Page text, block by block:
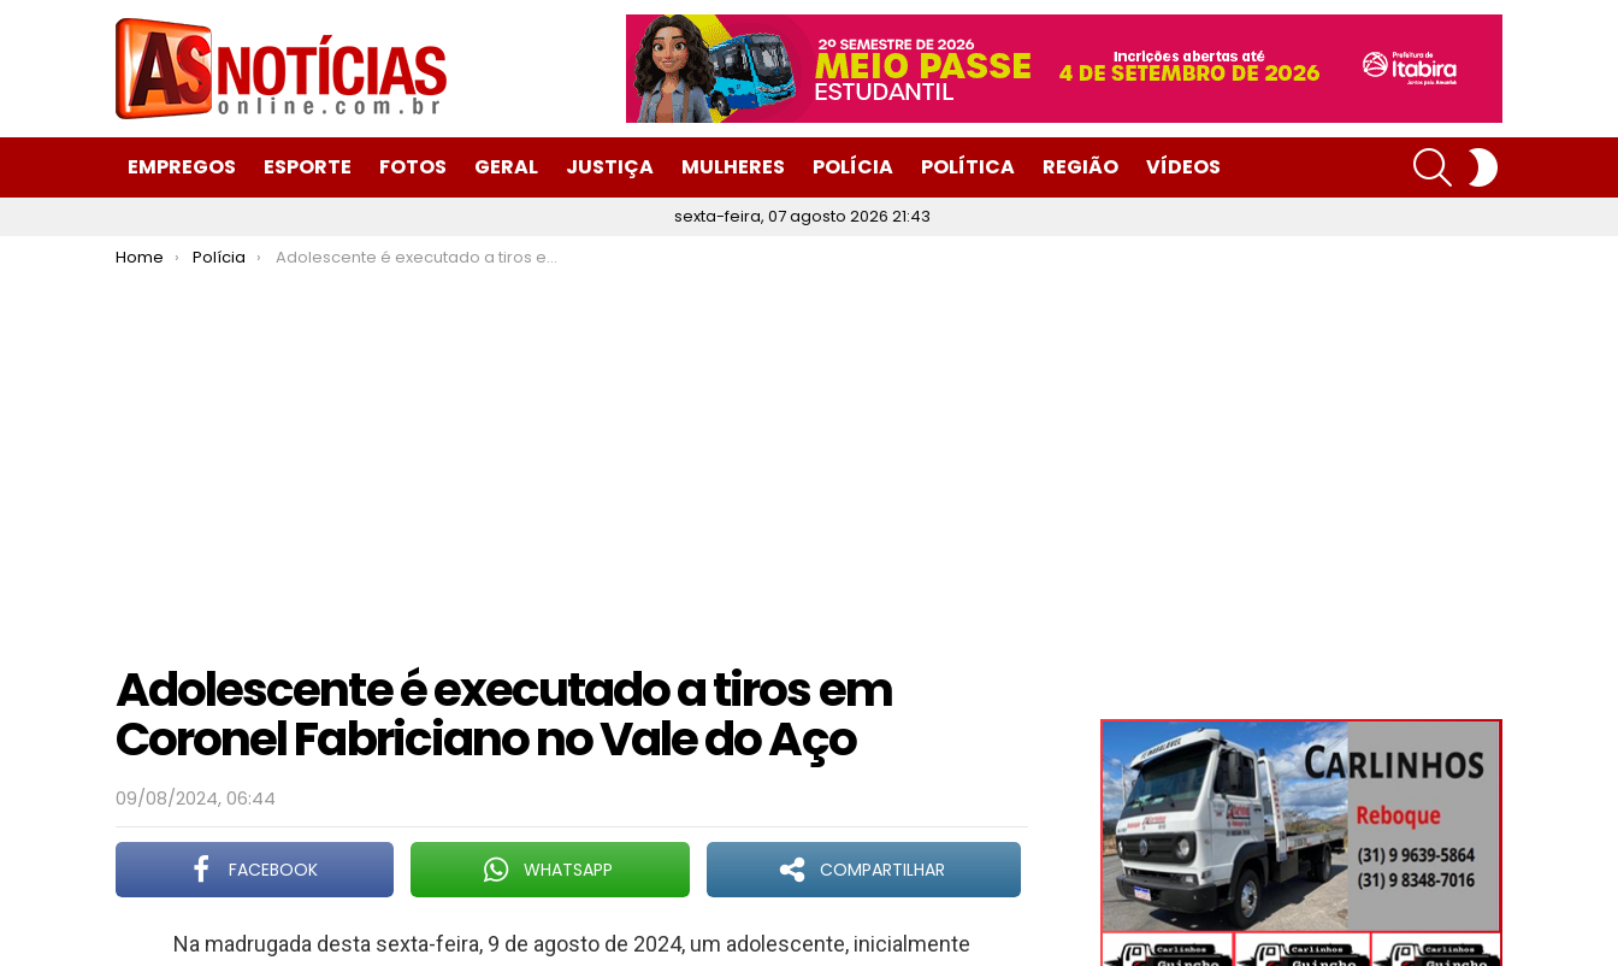
EMPREGOS ESPORTE FOTOS GERAL JUSTIÇA MULHERES POLÍCIA POLÍTICA REGIÃO VÍDEOS
SEARCH
sexta-feira, 07 agosto 2026 21:43
You are here:
Home Polícia Adolescente é executado a tiros em Coronel Fabriciano no Vale do Aço
Adolescente é executado a tiros em
Coronel Fabriciano no Vale do Aço
09/08/2024, 06:44
FACEBOOK WHATSAPP COMPARTILHAR
Na madrugada desta sexta-feira, 9 de agosto de 2024, um adolescente, inicialmente